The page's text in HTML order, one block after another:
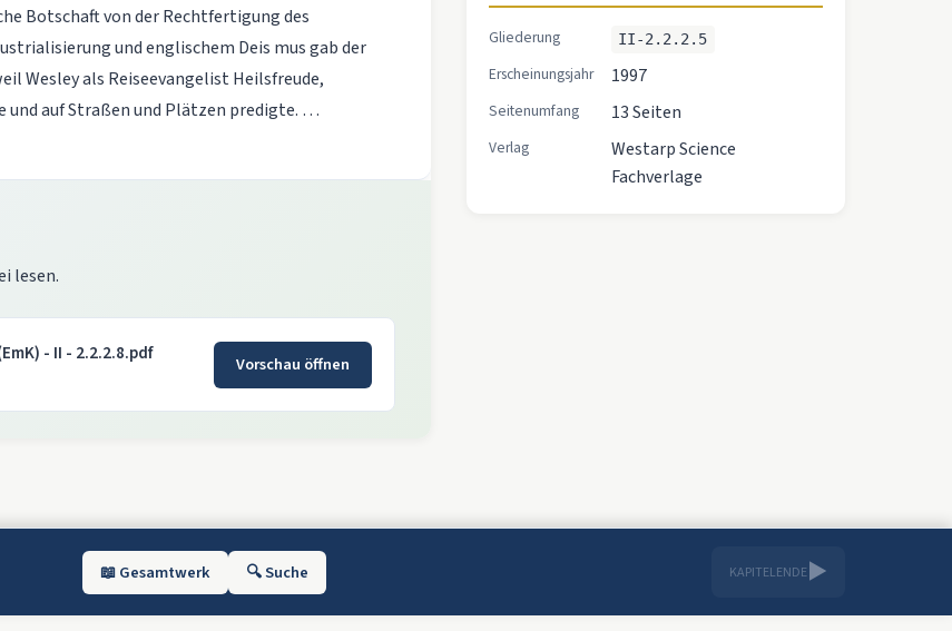
Botschaft von der Rechtfertigung des
und englischem Deis­ mus gab der
Wesley als Reiseevangelist Heilsfreude,
und auf Straßen und Plätzen predigte. …
lesen.
- II - 2.2.2.8.pdf Vorschau öffnen
Gliederung II-2.2.2.5
Erscheinungsjahr 1997
Seitenumfang 13 Seiten
Verlag
Westarp Science
Fachverlage
📖 Gesamtwerk 🔍 Suche KAPITELENDE▶